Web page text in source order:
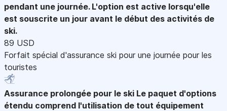
pendant une journée. L'option est active lorsqu'elle
est souscrite un jour avant le début des activités de
ski.
89 USD
Forfait spécial d'assurance ski pour une journée pour les
touristes
Assurance prolongée pour le ski Le paquet d'options
étendu comprend l'utilisation de tout équipement